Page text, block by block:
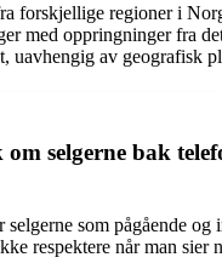
forskjellige regioner i
med oppringninger fra
uavhengig av geografisk
selgerne bak
som pågående og
respektere når man sier